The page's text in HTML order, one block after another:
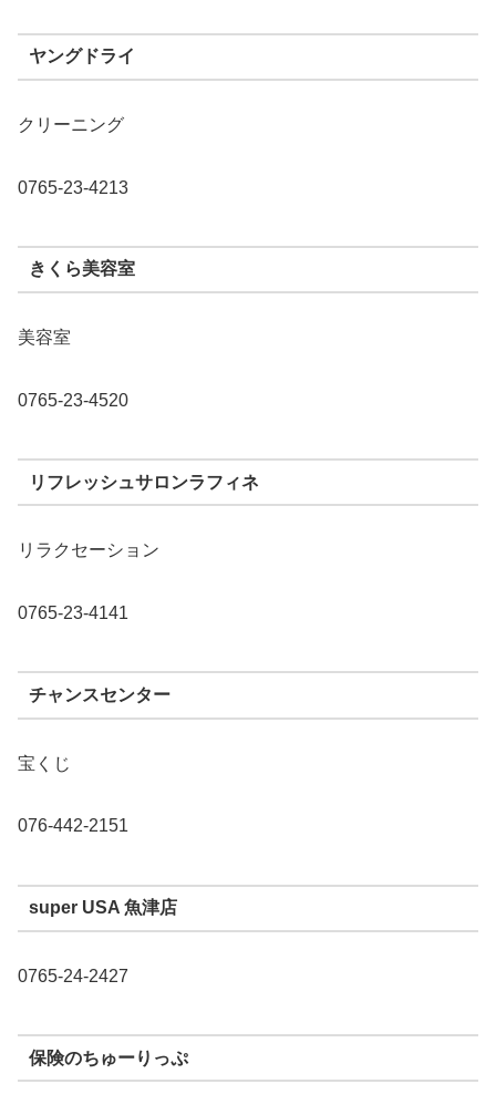
ヤングドライ
クリーニング
0765-23-4213
きくら美容室
美容室
0765-23-4520
リフレッシュサロンラフィネ
リラクセーション
0765-23-4141
チャンスセンター
宝くじ
076-442-2151
super USA 魚津店
0765-24-2427
保険のちゅーりっぷ